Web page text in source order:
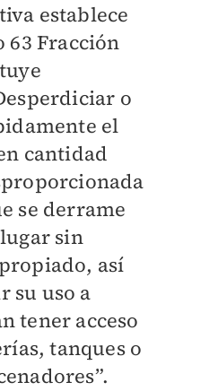
establece
63 Fracción
o
el
cantidad
se derrame
sin
así
su uso a
tener acceso
tanques o